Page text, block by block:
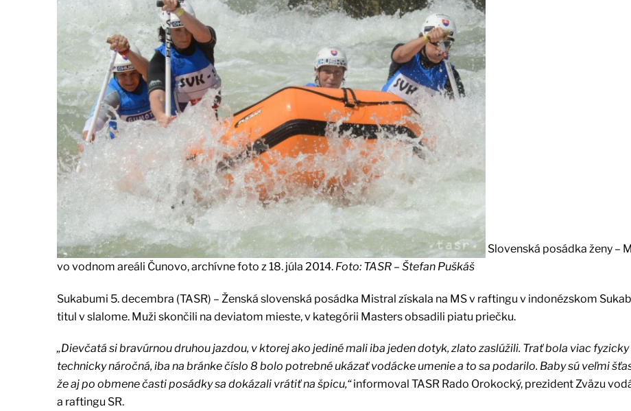
Slovenská posádka ženy –
vo vodnom areáli Čunovo, archívne foto z 18. júla 2014. Foto: TASR – Štefan Puškáš
Sukabumi 5. decembra (TASR) – Ženská slovenská posádka Mistral získala na MS v raftingu v indonézskom
titul v slalome. Muži skončili na deviatom mieste, v kategórii Masters obsadili piatu priečku.
„Dievčatá si bravúrnou druhou jazdou, v ktorej ako jediné mali iba jeden dotyk, zlato zaslúžili. Trať bola viac fyzicky
technicky náročná, iba na bránke číslo 8 bolo potrebné ukázať vodácke umenie a to sa podarilo. Baby sú veľmi
že aj po obmene časti posádky sa dokázali vrátiť na špicu,“informoval TASR Rado Orokocký, prezident Zväzu
a raftingu SR.